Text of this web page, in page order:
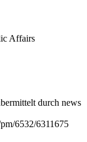
Affairs
durch news
6532/6311675